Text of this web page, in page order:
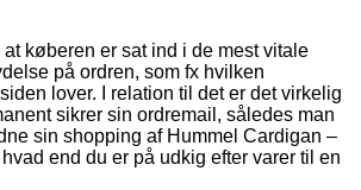
køberen er sat ind i de mest vitale
på ordren, som fx hvilken
lover. I relation til det er det virkelig
sikrer sin ordremail, således man
sin shopping af Hummel Cardigan –
end du er på udkig efter varer til en